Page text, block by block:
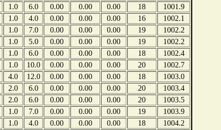
1.0 6.0 0.00 0.00 0.00 18
1001.9
1.0 4.0 0.00 0.00 0.00 16
1002.1
1.0 7.0 0.00 0.00 0.00 19
1002.2
1.0 5.0 0.00 0.00 0.00 19
1002.2
1.0 6.0 0.00 0.00 0.00 18
1002.4
1.0 10.0 0.00 0.00 0.00 20
1002.7
4.0 12.0 0.00 0.00 0.00 18
1003.0
2.0 6.0 0.00 0.00 0.00 20
1003.4
2.0 6.0 0.00 0.00 0.00 20
1003.5
1.0 7.0 0.00 0.00 0.00 19
1003.9
1.0 4.0 0.00 0.00 0.00 18
1004.2